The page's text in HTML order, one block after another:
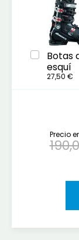
Botas
esquí
27,50 €
Precio